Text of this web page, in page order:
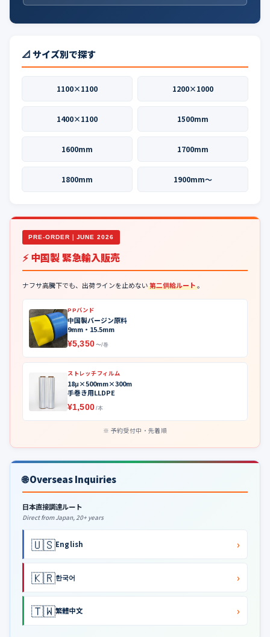
📐 サイズ別で探す
1100×1100 1200×1000
1400×1100 1500mm
1600mm 1700mm
1800mm 1900mm〜
PRE-ORDER｜JUNE 2026
⚡ 中国製 緊急輸入販売
ナフサ高騰下でも、出荷ラインを止めない第二供給ルート。
PPバンド
中国製バージン原料
9mm・15.5mm
¥5,350 〜/巻
ストレッチフィルム
18μ×500mm×300m
手巻き用LLDPE
¥1,500 /本
予約受付中・先着順
🌐 Overseas Inquiries
日本直接調達ルート
Direct from Japan, 20+ years
🇺🇸English ›
🇰🇷한국어 ›
🇹🇼繁體中文 ›